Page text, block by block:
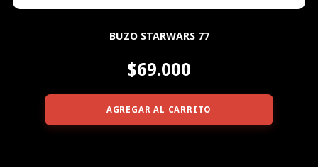
BUZO STARWARS 77
$69.000
AGREGAR AL CARRITO